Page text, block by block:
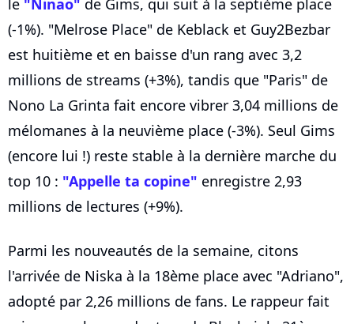
le "Ninao" de Gims, qui suit à la septième place
(-1%). "Melrose Place" de Keblack et Guy2Bezbar
est huitième et en baisse d'un rang avec 3,2
millions de streams (+3%), tandis que "Paris" de
Nono La Grinta fait encore vibrer 3,04 millions de
mélomanes à la neuvième place (-3%). Seul Gims
(encore lui !) reste stable à la dernière marche du
top 10 : "Appelle ta copine" enregistre 2,93
millions de lectures (+9%).
Parmi les nouveautés de la semaine, citons
l'arrivée de Niska à la 18ème place avec "Adriano",
adopté par 2,26 millions de fans. Le rappeur fait